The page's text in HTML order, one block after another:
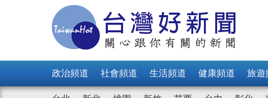
政治頻道 社會頻道 生活頻道 健康頻道 旅遊